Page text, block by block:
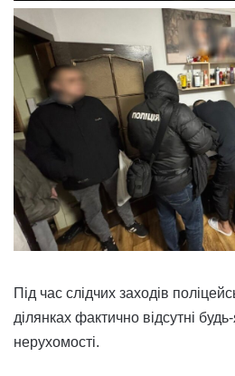
Під час слідчих заходів
ділянках фактично відсутні
нерухомості.